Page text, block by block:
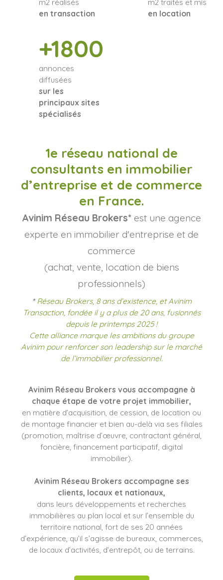
en transaction
en location
+1800
annonces
diffusées
sur les
principaux sites
spécialisés
1e réseau national de
consultants en immobilier
d’entreprise et de commerce
en France.
Avinim Réseau Brokers* est une agence
experte en immobilier d'entreprise et de
commerce
(achat, vente, location de biens
professionnels)
*Réseau Brokers, 8 ans d’existence, et Avinim
Transaction, fondée il y a plus de 20 ans, fusionnés
depuis le printemps 2025 !
Cette alliance marque les ambitions du groupe
Avinim pour renforcer son leadership sur le marché
de l’immobilier professionnel.
Avinim Réseau Brokers vous accompagne à
chaque étape de votre projet immobilier,
en matière d’acquisition, de cession, de location ou
de montage financier et bien au-delà via ses filiales
(promotion, maîtrise d’œuvre, contractant général,
foncière, financement participatif, digital
immobilier).
Avinim Réseau Brokers accompagne ses
clients, locaux et nationaux,
dans leurs développements et recherches
immobilières au plan local et sur l’ensemble du
territoire national, fort de ses 20 années
d’expérience, qu’il s’agisse de bureaux, commerces,
de locaux d’activités, d’entrepôt, ou de terrains.